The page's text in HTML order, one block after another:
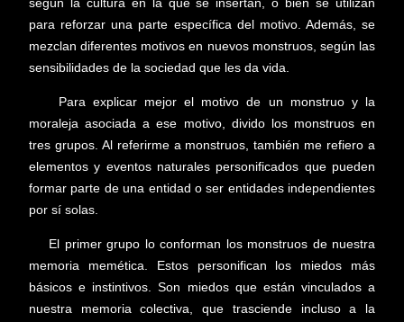
según la cultura en la que se insertan, o bien se utilizan
para reforzar una parte específica del motivo. Además, se
mezclan diferentes motivos en nuevos monstruos, según las
sensibilidades de la sociedad que les da vida.
Para explicar mejor el motivo de un monstruo y la
moraleja asociada a ese motivo, divido los monstruos en
tres grupos. Al referirme a monstruos, también me refiero a
elementos y eventos naturales personificados que pueden
formar parte de una entidad o ser entidades independientes
por sí solas.
El primer grupo lo conforman los monstruos de nuestra
memoria memética. Estos personifican los miedos más
básicos e instintivos. Son miedos que están vinculados a
nuestra memoria colectiva, que trasciende incluso a la